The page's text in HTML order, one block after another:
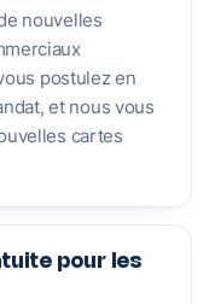
nouvelles
postulez en
et nous vous
cartes
pour les